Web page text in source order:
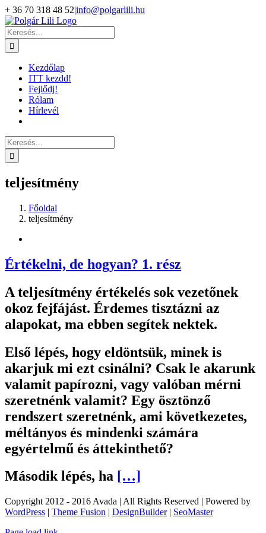
Kihagyás
+ 36 70 318 48 52|info@polgarlili.hu
Keresés...
Kezdőlap
ITT kezdd!
Fejlődj!
Rólam
Hírlevél
Keresés...
teljesítmény
Főoldal
teljesítmény
Értékelni, de hogyan? 1. rész
A teljesítmény értékelés sok vezetőnek
okoz fejfájást. Érdemes tisztázni az
alapokat, ma ebben segítek nektek.
Első lépés, hogy eldöntsük, minek is
akarjuk mi ezt csinálni? Csak le akarunk
valamit papírozni, vagy valóban mérni
szeretnénk valamit? Egy ösztönző
rendszert szeretnénk, ami következetes,
méltányos és mindenki számára
egyértelmű és áttekinthető?
Második lépés, ha […]
Copyright 2012 - 2016 Avada | All Rights Reserved | Powered by
WordPress | Theme Fusion | DesignBuilder| SeoMaster